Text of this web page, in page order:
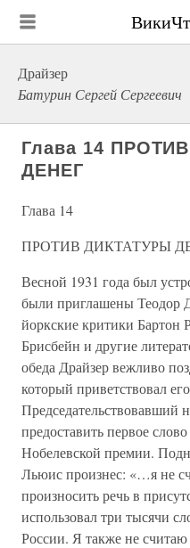
Драйзер
Батурин Сергей Сергеевич
Глава 14
ДЕНЕГ
Глава 14
ПРОТИВ ДИКТАТУРЫ
Весной 1931 года был
были приглашены Теодор
йоркские критики Бартон
Брисбейн и другие
обеда Драйзер вежливо
который приветствовал
Председательствовавший
предоставить первое
Нобелевской премии.
Льюис произнес: «…я не
произносить речь в
использовал три тысячи
России. Я также не